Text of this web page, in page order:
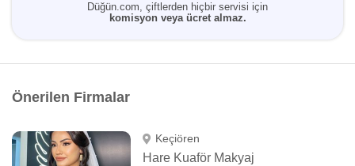
Düğün.com, çiftlerden hiçbir servisi için
komisyon veya ücret almaz.
Önerilen Firmalar
Keçiören
Hare Kuaför Makyaj